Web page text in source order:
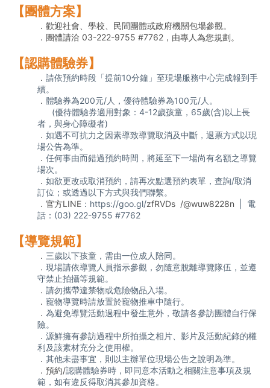
【團體方案】
．歡迎社會、學校、民間團體或政府機關包場參觀。
．團體請洽 03-222-9755 #7762，由專人為您規劃。
【認購體驗券】
． 請依預約時段「提前10分鐘」至現場服務中心完成報到手
續。
． 體驗券為200元/人，優待體驗券為100元/人。
者，與身心障礙者)
． 如遇不可抗力之因素導致導覽取消及中斷，退票方式以現
場公告為準。
． 任何事由而錯過預約時間，將延至下一場尚有名額之導覽
場次。
． 如欲更改或取消預約，請再次點選預約表單，查詢/取消
訂位；或透過以下方式與我們聯繫。
．官方LINE： https://goo.gl/zfRVDs  /@wuw8228n
|  電
話：(03) 222-9755 #7762
【導覽規範】
． 三歲以下孩童，需由一位成人陪同。
． 現場請依導覽人員指示參觀，勿隨意脫離導覽隊伍，並遵
守禁止拍攝等規範。
． 請勿攜帶違禁物或危險物品入場。
． 寵物導覽時請放置於寵物推車中隨行。
． 為避免導覽活動過程中發生意外，敬請各參訪團體自行保
險。
． 源鮮擁有參訪過程中所拍攝之相片、影片及活動紀錄的權
利及該素材充分之使用權。
． 其他未盡事宜，則以主辦單位現場公告之說明為準。
．預約/認購體驗券時，即同意本活動之相關注意事項及規
範，如有違反得取消其參加資格。